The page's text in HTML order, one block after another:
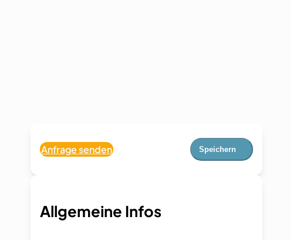
Anfrage senden Speichern
Allgemeine Infos